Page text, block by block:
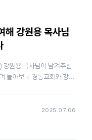
원용 목사님이 남겨주신
돌아보니 경동교회와 강원
2025.07.06